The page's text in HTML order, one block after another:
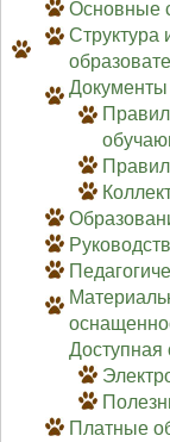
Основные
Структура
Документы
Доступная
Платные